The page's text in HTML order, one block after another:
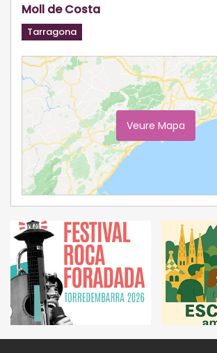
Moll de Costa
Tarragona
Veure Mapa